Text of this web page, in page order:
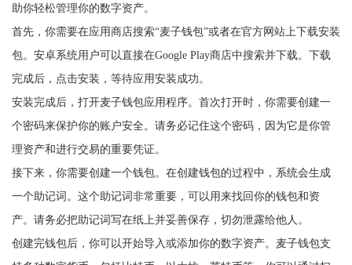
助你轻松管理你的数字资产。
首先，你需要在应用商店搜索“麦子钱包”或者在官方网站上下载安装
包。安卓系统用户可以直接在Google Play商店中搜索并下载。下载
完成后，点击安装，等待应用安装成功。
安装完成后，打开麦子钱包应用程序。首次打开时，你需要创建一
个密码来保护你的账户安全。请务必记住这个密码，因为它是你管
理资产和进行交易的重要凭证。
接下来，你需要创建一个钱包。在创建钱包的过程中，系统会生成
一个助记词。这个助记词非常重要，可以用来找回你的钱包和资
产。请务必把助记词写在纸上并妥善保存，切勿泄露给他人。
创建完钱包后，你可以开始导入或添加你的数字资产。麦子钱包支